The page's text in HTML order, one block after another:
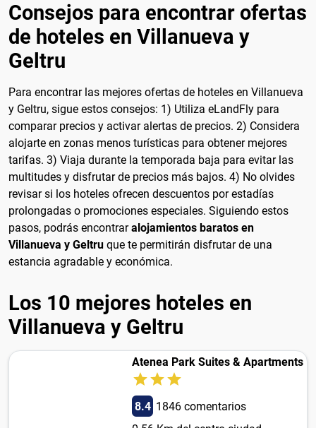
Consejos para encontrar ofertas
de hoteles en Villanueva y
Geltru
Para encontrar las mejores ofertas de hoteles en Villanueva
y Geltru, sigue estos consejos: 1) Utiliza eLandFly para
comparar precios y activar alertas de precios. 2) Considera
alojarte en zonas menos turísticas para obtener mejores
tarifas. 3) Viaja durante la temporada baja para evitar las
multitudes y disfrutar de precios más bajos. 4) No olvides
revisar si los hoteles ofrecen descuentos por estadías
prolongadas o promociones especiales. Siguiendo estos
pasos, podrás encontraralojamientos baratos en
Villanueva y Geltru que te permitirán disfrutar de una
estancia agradable y económica.
Los 10 mejores hoteles en
Villanueva y Geltru
Atenea Park Suites & Apartments
8.4 1846 comentarios